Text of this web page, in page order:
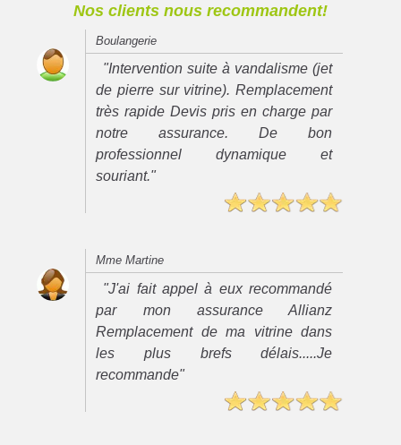
Nos clients nous recommandent!
Boulangerie
"Intervention suite à vandalisme (jet
de pierre sur vitrine). Remplacement
très rapide Devis pris en charge par
notre assurance. De bon
professionnel dynamique et
souriant."
Mme Martine
"J'ai fait appel à eux recommandé
par mon assurance Allianz
Remplacement de ma vitrine dans
les plus brefs délais.....Je
recommande"